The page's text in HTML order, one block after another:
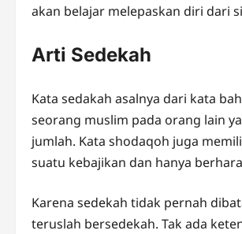
akan belajar melepaskan diri dari
Arti Sedekah
Kata sedakah asalnya dari kata
seorang muslim pada orang lain
jumlah. Kata shodaqoh juga
suatu kebajikan dan hanya
Karena sedekah tidak pernah
teruslah bersedekah. Tak ada